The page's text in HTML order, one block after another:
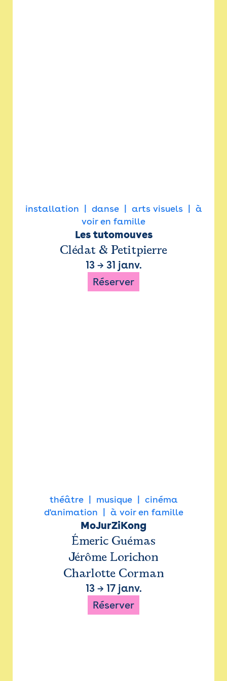
installation danse arts visuels
à
voir en famille
Les tutomouves
Clédat & Petitpierre
13→ 31 janv.
Réserver
théâtre musique
cinéma
d'animation
à voir en famille
MoJurZiKong
Émeric Guémas
Jérôme Lorichon
Charlotte Corman
13→ 17 janv.
Réserver